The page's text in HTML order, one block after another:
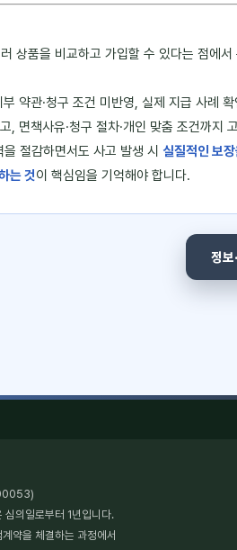
상품을 비교하고 가입할 수 있다는 점에
약관·청구 조건 미반영, 실제 지급 사례
, 면책사유·청구 절차·개인 맞춤 조건까지
절감하면서도 사고 발생 시 실질적인 보
는 것이 핵심임을 기억해야 합니다.
정보
의일로부터 1년입니다.
약을 체결하는 과정에서